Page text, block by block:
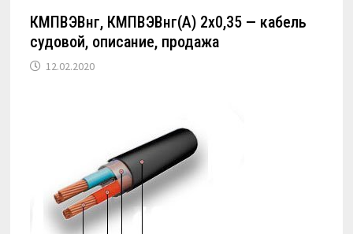
КМПВЭВнг, КМПВЭВнг(А) 2х0,35 — кабель
судовой, описание, продажа
12.02.2020